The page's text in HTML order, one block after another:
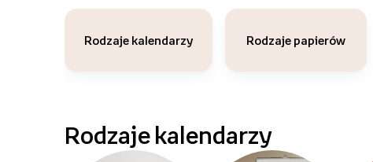
Rodzaje kalendarzy Rodzaje papierów
Rodzaje kalendarzy